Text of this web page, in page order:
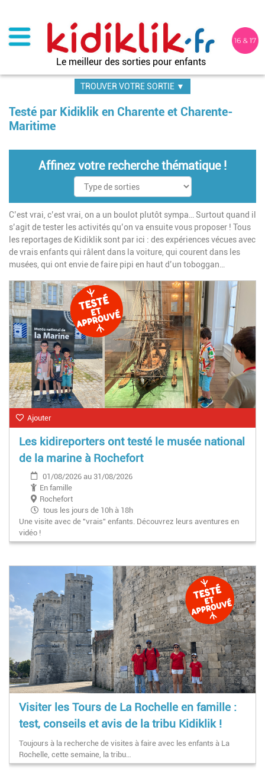
contenu
principal
Le meilleur des sorties pour enfants
TROUVER VOTRE SORTIE ▼
Testé par Kidiklik en Charente et Charente-
Maritime
Affinez votre recherche thématique !
C’est vrai, c’est vrai, on a un boulot plutôt sympa… Surtout quand il
s’agit de tester les activités qu’on va ensuite vous proposer ! Tous
les reportages de Kidiklik sont par ici : des expériences vécues avec
de vrais enfants qui râlent dans la voiture, qui courent dans les
musées, qui ont envie de faire pipi en haut d’un toboggan…
Ajouter
Les kidireporters ont testé le musée national
de la marine à Rochefort
01/08/2026 au 31/08/2026
En famille
Rochefort
tous les jours de 10h à 18h
Une visite avec de "vrais" enfants. Découvrez leurs aventures en
vidéo !
Visiter les Tours de La Rochelle en famille :
test, conseils et avis de la tribu Kidiklik !
Toujours à la recherche de visites à faire avec les enfants à La
Rochelle, cette semaine, la tribu…